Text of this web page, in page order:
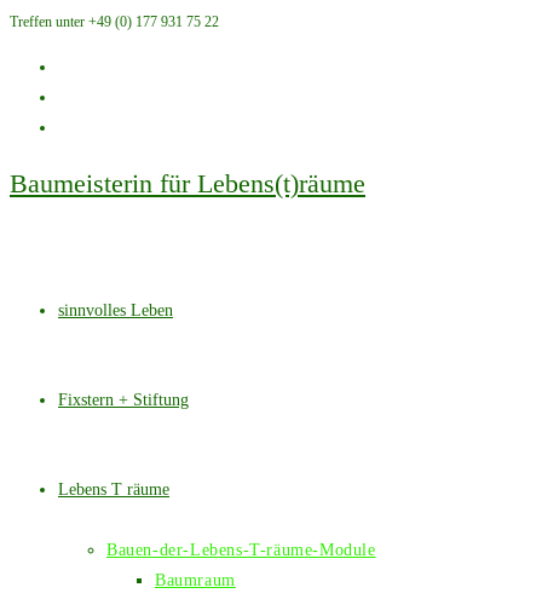
Zum
Treffen unter +49 (0) 177 931 75 22
Baumeisterin für Lebens(t)räume
sinnvolles Leben
Fixstern + Stiftung
Lebens T räume
Bauen-der-Lebens-T-räume-Module
Baumraum